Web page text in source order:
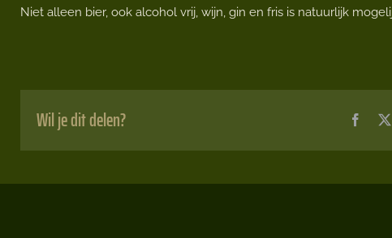
Niet alleen bier, ook alcohol vrij, wijn, gin en fris is natuurlijk
Wil je dit delen?